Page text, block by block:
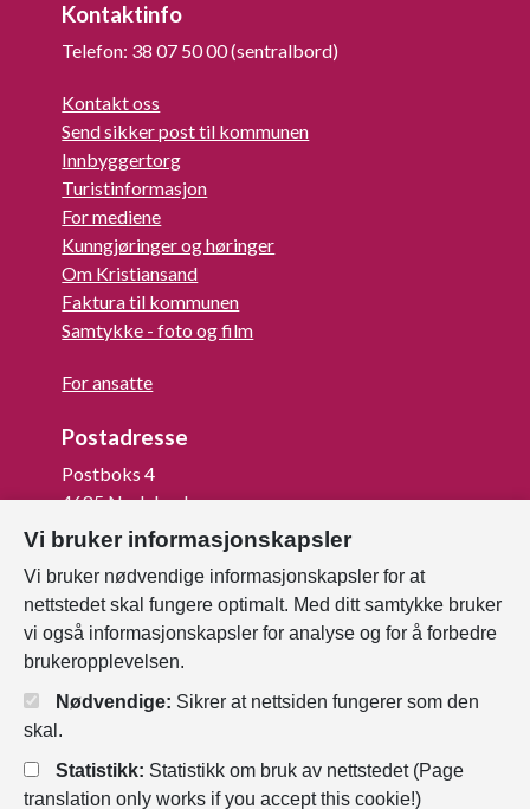
Kontaktinfo
Telefon: 38 07 50 00 (sentralbord)
Kontakt oss
Send sikker post til kommunen
Innbyggertorg
Turistinformasjon
For mediene
Kunngjøringer og høringer
Om Kristiansand
Faktura til kommunen
Samtykke - foto og film
For ansatte
Postadresse
Postboks 4
4685 Nodeland
Org.nr: 820 852 982
Last ned vår innbygger -app
Vi bruker informasjonskapsler
Vi bruker nødvendige informasjonskapsler for at
nettstedet skal fungere optimalt. Med ditt samtykke bruker
vi også informasjonskapsler for analyse og for å forbedre
brukeropplevelsen.
Nødvendige: Sikrer at nettsiden fungerer som den
skal.
Statistikk: Statistikk om bruk av nettstedet (Page
translation only works if you accept this cookie!)